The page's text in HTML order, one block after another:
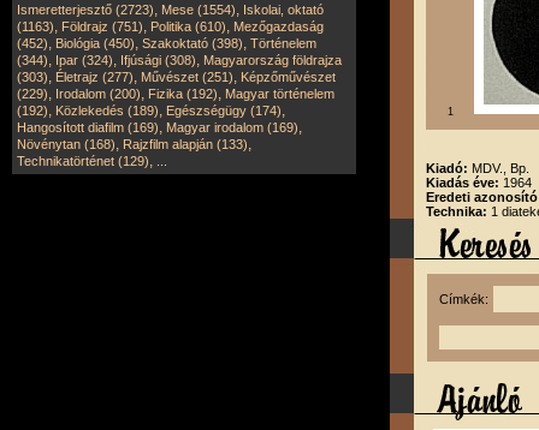
Ismeretterjesztő (2723), Mese (1554), Iskolai, oktató
(1163), Földrajz (751), Politika (610), Mezőgazdaság
(452), Biológia (450), Szakoktató (398), Történelem
(344), Ipar (324), Ifjúsági (308), Magyarország földrajza
(303), Életrajz (277), Művészet (251), Képzőművészet
(229), Irodalom (200), Fizika (192), Magyar történelem
(192), Közlekedés (189), Egészségügy (174),
Hangosított diafilm (169), Magyar irodalom (169),
Növénytan (168), Rajzfilm alapján (133),
Technikatörténet (129),
1
Kiadó: MDV., Bp.
Kiadás éve: 1964
Eredeti
Technika: 1
Címkék: